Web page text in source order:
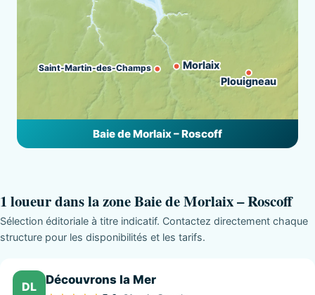
Morlaix
Saint-Martin-des-Champs
Plouigneau
Baie de Morlaix – Roscoff
1 loueur dans la zone Baie de Morlaix – Roscoff
Sélection éditoriale à titre indicatif. Contactez directement chaque
structure pour les disponibilités et les tarifs.
DL Découvrons la Mer